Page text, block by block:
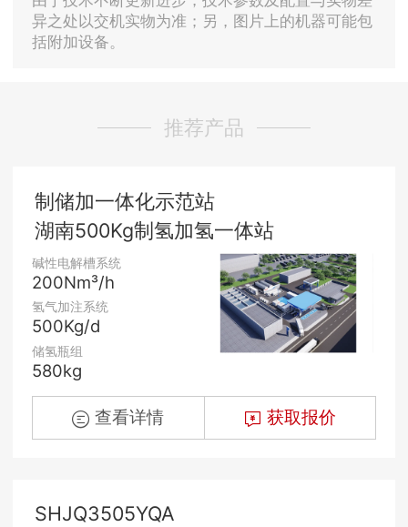
异之处以交机实物为准；另，图片上的机器可能包
括附加设备。
推荐产品
制储加一体化示范站
湖南500Kg制氢加氢一体站
碱性电解槽系统
200Nm³/h
氢气加注系统
500Kg/d
储氢瓶组
580kg
查看详情 获取报价
SHJQ3505YQA